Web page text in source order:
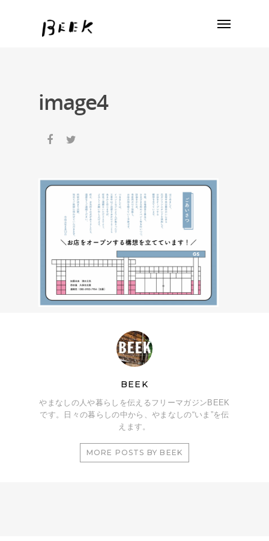
image4
BEEK
やまなしの人や暮らしを伝えるフリーマガジンBEEK
です。日々の暮らしの中から、やまなしの“いま”を伝
えます。
MORE POSTS BY BEEK